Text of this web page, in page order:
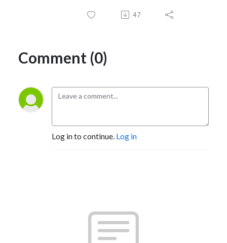
47
Comment (0)
Log in to continue. Log in